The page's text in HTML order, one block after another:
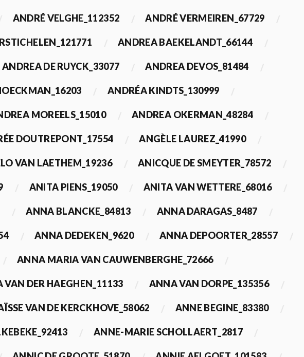
ANDRÉ VELGHE_112352 ANDRÉ VERMEIREN_67729
ANDREA BAEKELANDT_66144
ANDREA DE RUYCK_33077 ANDREA DEVOS_81484
ANDRÉA KINDTS_130999
MOREELS_15010 ANDREA OKERMAN_48284
DOUTREPONT_17554 ANGÈLE LAUREZ_41990
VAN LAETHEM_19236 ANICQUE DE SMEYTER_78572
ANITA PIENS_19050 ANITA VAN WETTERE_68016
ANNA BLANCKE_84813 ANNA DARAGAS_8487
ANNA DEDEKEN_9620 ANNA DEPOORTER_28557
ANNA MARIA VAN CAUWENBERGHE_72666
VAN DER HAEGHEN_11133 ANNA VAN DORPE_135356
VAN DE KERCKHOVE_58062 ANNE BEGINE_83380
ANNE-MARIE SCHOLLAERT_2817